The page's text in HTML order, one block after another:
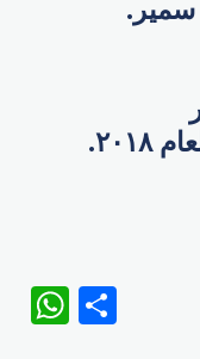
سمير.
WhatsApp